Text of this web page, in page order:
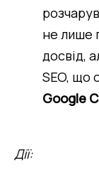
не лише
досвід,
Google
Дії: